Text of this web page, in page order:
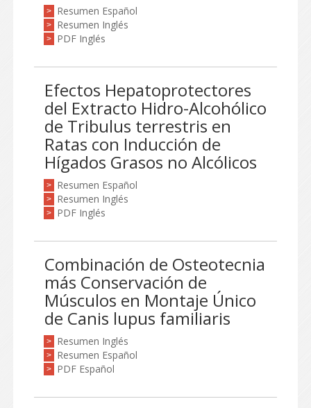
> Resumen Español
> Resumen Inglés
> PDF Inglés
Efectos Hepatoprotectores
del Extracto Hidro-Alcohólico
de Tribulus terrestris en
Ratas con Inducción de
Hígados Grasos no Alcólicos
> Resumen Español
> Resumen Inglés
> PDF Inglés
Combinación de Osteotecnia
más Conservación de
Músculos en Montaje Único
de Canis lupus familiaris
> Resumen Inglés
> Resumen Español
> PDF Español